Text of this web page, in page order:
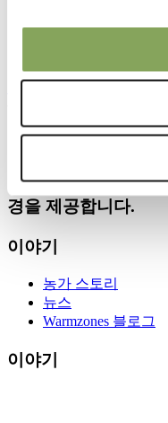
자세히 보기
온실 환경 제어
글로벌 현지 인력을
경을 제공합니다.
이야기
농가 스토리
뉴스
Warmzones 블로그
이야기